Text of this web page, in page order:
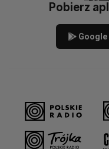
Pobierz
Google